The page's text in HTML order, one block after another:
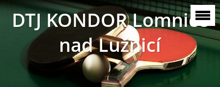
DTJ KONDOR Lomnice
nad Lužnicí